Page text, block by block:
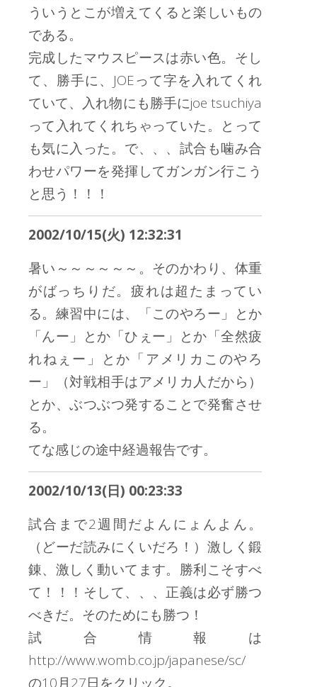
ういうとこが増えてくると楽しいもの
である。
完成したマウスピースは赤い色。そし
て、勝手に、JOEって字を入れてくれ
ていて、入れ物にも勝手にjoe tsuchiya
って入れてくれちゃっていた。とって
も気に入った。で、、、試合も噛み合
わせパワーを発揮してガンガン行こう
と思う！！！
2002/10/15(火) 12:32:31
暑い～～～～～～。そのかわり、体重
がばっちりだ。疲れは超たまってい
る。練習中には、「このやろー」とか
「んー」とか「ひぇー」とか「全然疲
れねぇー」とか「アメリカこのやろ
ー」（対戦相手はアメリカ人だから）
とか、ぶつぶつ発することで発奮させ
る。
てな感じの途中経過報告です。
2002/10/13(日) 00:23:33
試合まで2週間だよんにょんよん。
（どーだ読みにくいだろ！）激しく鍛
錬、激しく動いてます。勝利こそすべ
て！！！そして、、、正義は必ず勝つ
べきだ。そのためにも勝つ！
試合情報は
http://www.womb.co.jp/japanese/sc/
の10月27日をクリック。